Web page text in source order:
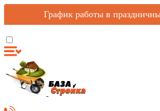
График работы в